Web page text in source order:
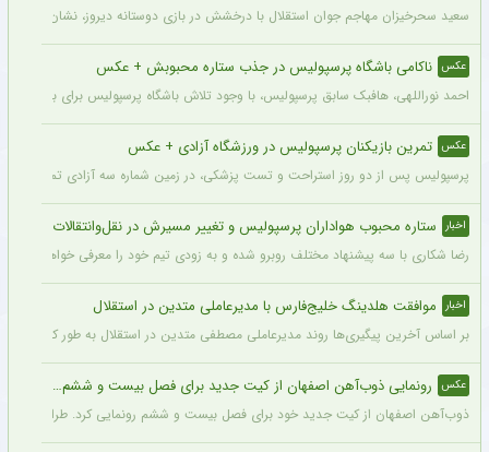
سعید سحرخیزان مهاجم جوان استقلال با درخشش در بازی دوستانه دیروز، نشان داد
عکس ناکامی باشگاه پرسپولیس در جذب ستاره محبوبش + عکس
احمد نوراللهی، هافبک سابق پرسپولیس، با وجود تلاش باشگاه پرسپولیس برای بازگشت
عکس تمرین بازیکنان پرسپولیس در ورزشگاه آزادی + عکس
پرسپولیس پس از دو روز استراحت و تست پزشکی، در زمین شماره سه آزادی تمرین کرد.
اخبار ستاره محبوب هواداران پرسپولیس و تغییر مسیرش در نقل‌وانتقالات
رضا شکاری با سه پیشنهاد مختلف روبرو شده و به زودی تیم خود را معرفی خواهد کرد.
اخبار موافقت هلدینگ خلیج‌فارس با مدیرعاملی متدین در استقلال
بر اساس آخرین پیگیری‌ها روند مدیرعاملی مصطفی متدین در استقلال به طور کامل
عکس رونمایی ذوب‌آهن اصفهان از کیت جدید برای فصل بیست و ششم + عکس
ذوب‌آهن اصفهان از کیت جدید خود برای فصل بیست و ششم رونمایی کرد. طراحی